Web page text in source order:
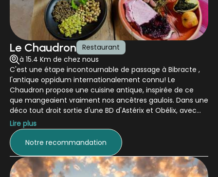
Le Chaudron
Restaurant
à 15.4 Km de chez nous
C'est une étape incontournable de passage à Bibracte ,
l'antique oppidum internationalement connu! Le
Chaudron propose une cuisine antique, inspirée de ce
que mangeaient vraiment nos ancêtres gaulois. Dans une
déco tout droit sortie d'une BD d'Astérix et Obélix, avec
des amphores ornemantales, des assiettes en forme
d'écuelle, et des cuillères en bois, évidemment, le
Chaudron propose en entrée du chou macéré avec
lentilles, puis un poulet aux épinards avec une concassée
de blé, un fromage frais au miel, puis un rouleau de
pruneau au pavot! Simple... et ancestral.
Lire plus
Notre recommandation